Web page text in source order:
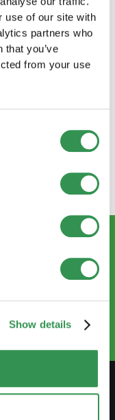
use of our site with
partners who
that you’ve
from your use
Show details